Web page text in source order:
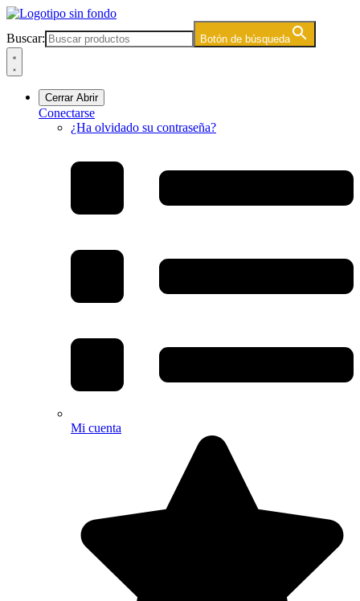
Ir
contenido
Buscar: Botón de búsqueda
Cerrar Abrir
Conectarse
¿Ha olvidado su contraseña?
Mi cuenta